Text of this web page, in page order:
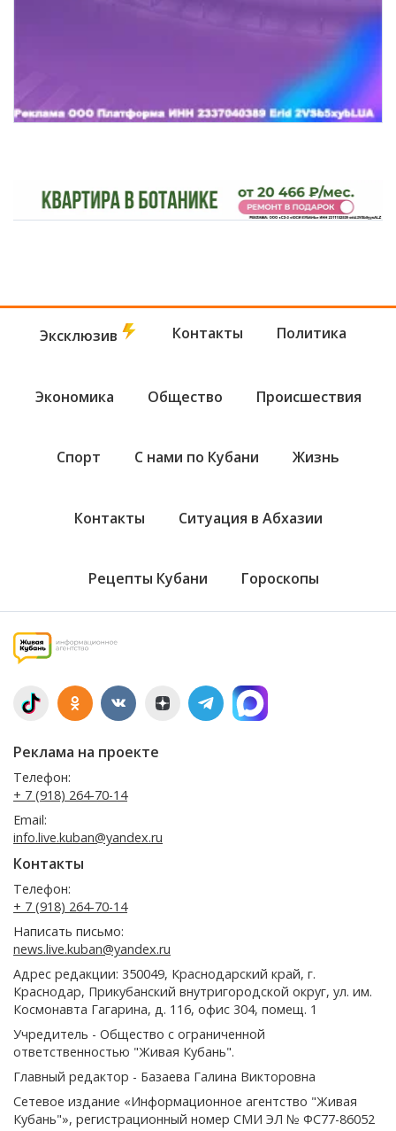
Эксклюзив Контакты Политика
Экономика Общество Происшествия
Спорт С нами по Кубани Жизнь
Контакты Ситуация в Абхазии
Рецепты Кубани Гороскопы
Реклама на проекте
Телефон:
+ 7 (918) 264-70-14
Email:
info.live.kuban@yandex.ru
Контакты
Телефон:
+ 7 (918) 264-70-14
Написать письмо:
news.live.kuban@yandex.ru
Адрес редакции: 350049, Краснодарский край, г.
Краснодар, Прикубанский внутригородской округ, ул. им.
Космонавта Гагарина, д. 116, офис 304, помещ. 1
Учредитель - Общество с ограниченной
ответственностью "Живая Кубань".
Главный редактор - Базаева Галина Викторовна
Сетевое издание «Информационное агентство "Живая
Кубань"», регистрационный номер СМИ ЭЛ № ФС77-86052